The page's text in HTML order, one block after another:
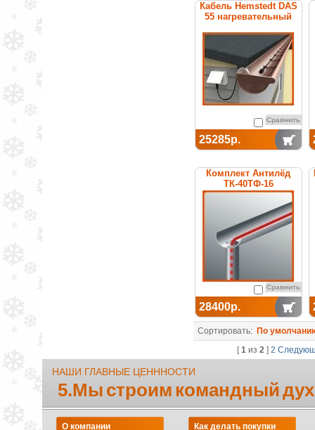
Кабель Hemstedt DAS
55 нагревательный
Сравнить
25285р.
Комплект Антилёд
ТК-40ТФ-16
Сравнить
28400р.
Сортировать: По
[1из 2] 2
НАШИ ГЛАВНЫЕ ЦЕНННОСТИ
5.Мы строим командный
О компании Как делать покупки